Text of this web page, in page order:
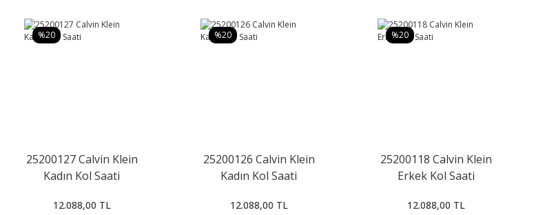
%20
25200127 Calvin Klein
Kadın Kol Saati
12.088,00 TL
%20
25200126 Calvin Klein
Kadın Kol Saati
12.088,00 TL
%20
25200118 Calvin Klein
Erkek Kol Saati
12.088,00 TL